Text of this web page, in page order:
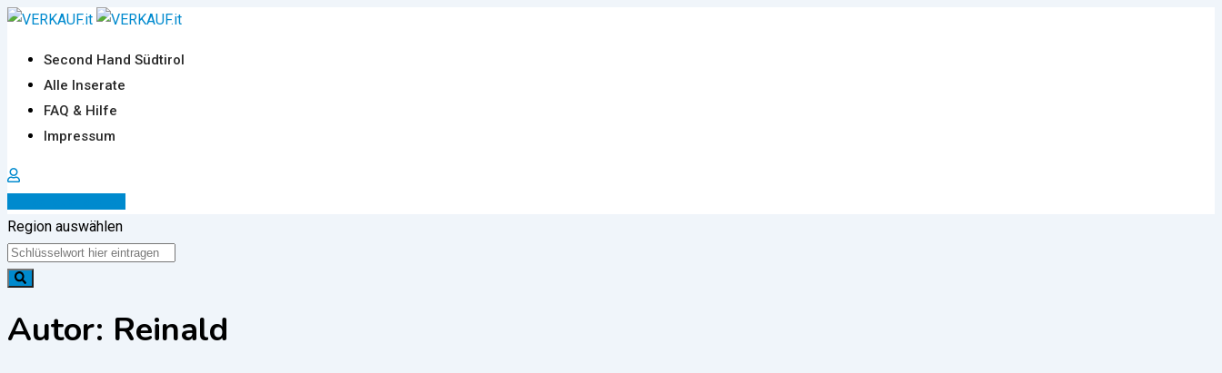
Zum
springen
Second Hand Südtirol
Alle Inserate
FAQ & Hilfe
Impressum
Region auswählen
Autor: Reinald